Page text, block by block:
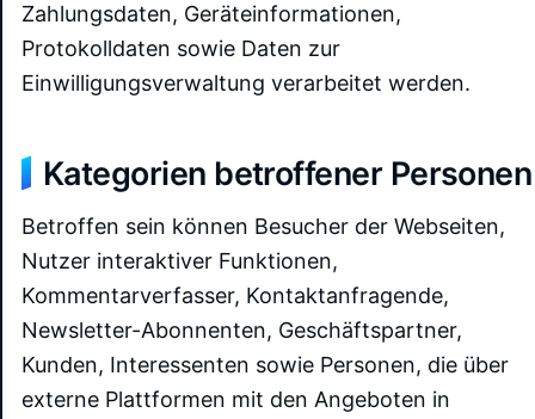
Zahlungsdaten, Geräteinformationen,
Protokolldaten sowie Daten zur
Einwilligungsverwaltung verarbeitet werden.
Kategorien betroffener Personen
Betroffen sein können Besucher der Webseiten,
Nutzer interaktiver Funktionen,
Kommentarverfasser, Kontaktanfragende,
Newsletter-Abonnenten, Geschäftspartner,
Kunden, Interessenten sowie Personen, die über
externe Plattformen mit den Angeboten in